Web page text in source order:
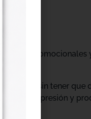
sin tener que
de impresión y